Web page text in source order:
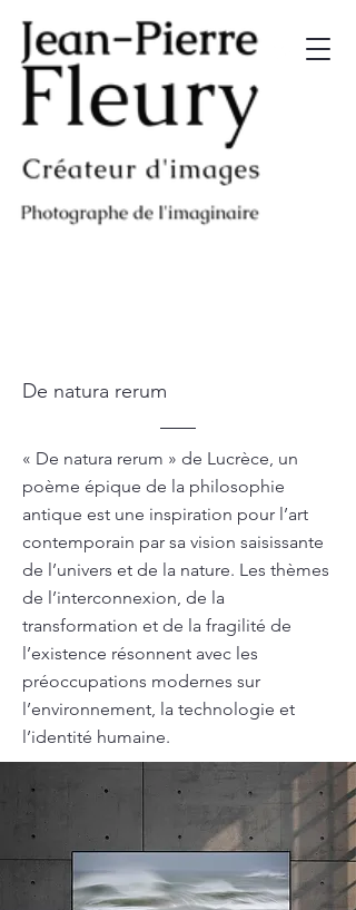
De natura rerum
« De natura rerum » de Lucrèce, un
poème épique de la philosophie
antique est une inspiration pour l’art
contemporain par sa vision saisissante
de l’univers et de la nature. Les thèmes
de l’interconnexion, de la
transformation et de la fragilité de
l’existence résonnent avec les
préoccupations modernes sur
l’environnement, la technologie et
l’identité humaine.